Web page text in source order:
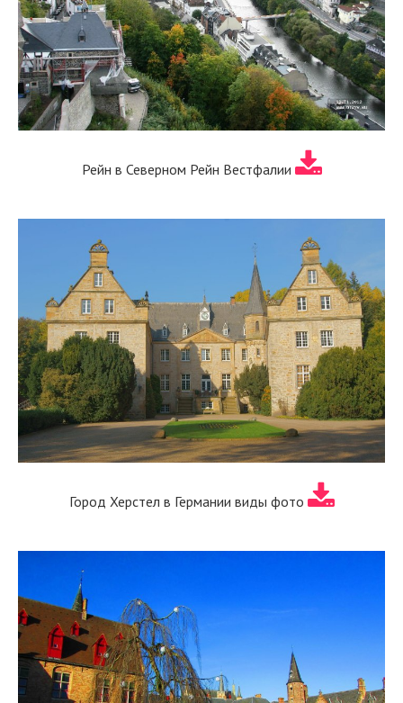
Рейн в Северном Рейн Вестфалии
Город Херстел в Германии виды фото